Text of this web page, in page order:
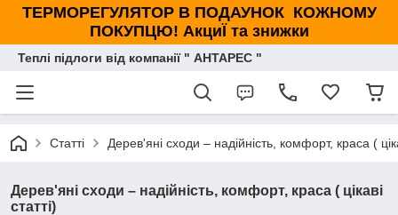
ТЕРМОРЕГУЛЯТОР В ПОДАУНОК КОЖНОМУ
ПОКУПЦЮ! АкциЇ та знижки
Теплі підлоги від компанії " АНТАРЕС "
Статті Дерев'яні сходи – надійність, комфорт, краса (
Дерев'яні сходи – надійність, комфорт, краса ( цікаві
статті)